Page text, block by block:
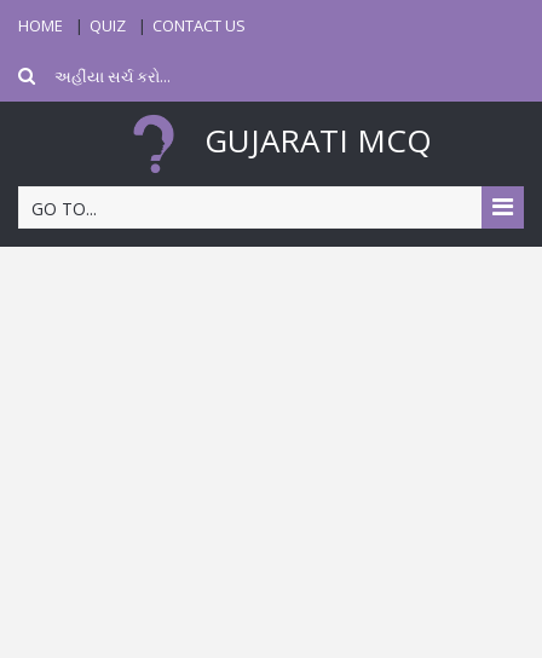
HOME QUIZ CONTACT US
GUJARATI MCQ
GO TO...